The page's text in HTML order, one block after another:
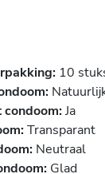
10
condoom:Ja
Transparant
Neutraal
Glad